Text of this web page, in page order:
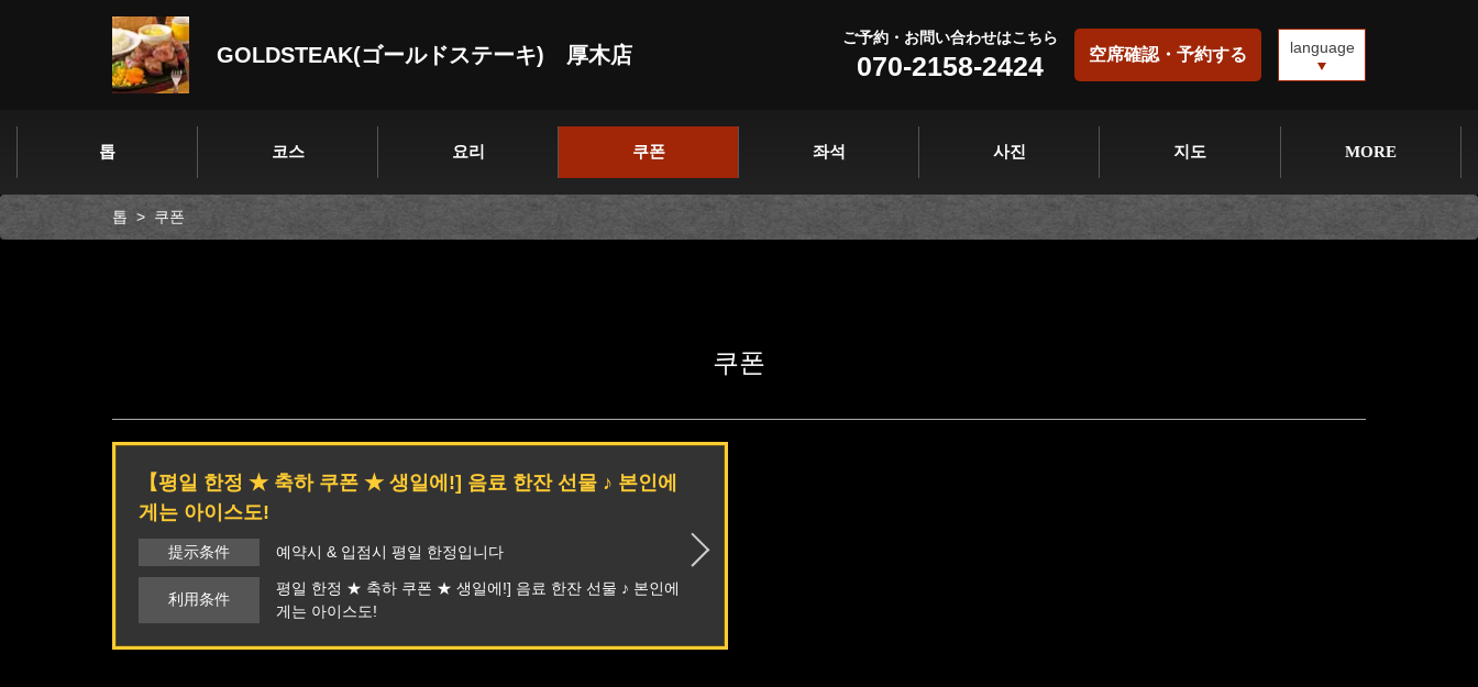
GOLDSTEAK(ゴールドステーキ) 厚木店
ご予約・お問い合わせはこちら
070-2158-2424 空席確認・予約する language
톱 코스 요리 쿠폰 좌석 사진 지도 MORE
톱 쿠폰
쿠폰
【평일 한정 ★ 축하 쿠폰 ★ 생일에!] 음료 한잔 선물 ♪ 본인에
게는 아이스도!
提示条件 예약시 & 입점시 평일 한정입니다
利用条件
평일 한정 ★ 축하 쿠폰 ★ 생일에!] 음료 한잔 선물 ♪ 본인에
게는 아이스도!